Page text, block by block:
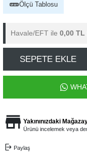
Ölçü Tablosu
Havale/EFT ile 0,00 TL
SEPETE EKLE
Yakınınızdaki
Ürünü incelemek veya
Paylaş